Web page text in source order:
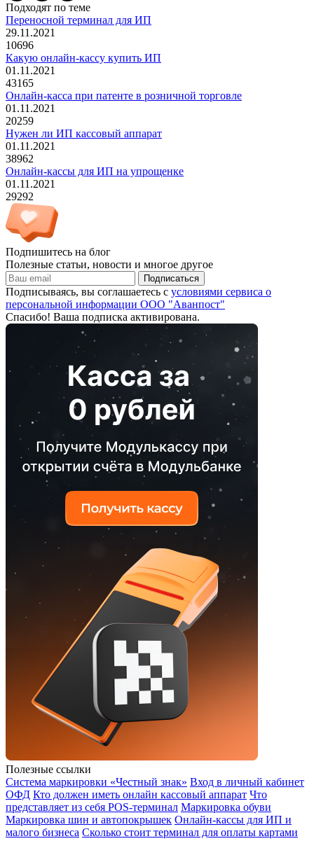
Подходят по теме
Переносной терминал для ИП
29.11.2021
10696
Какую онлайн-кассу купить ИП
01.11.2021
43165
Онлайн-касса при патенте в розничной торговле
01.11.2021
20259
Нужен ли ИП кассовый аппарат
01.11.2021
38962
Онлайн-кассы для ИП на упрощенке
01.11.2021
29292
Подпишитесь на блог
Полезные статьи, новости и многое другое
Подписаться
Подписываясь, вы соглашаетесь с условиями сервиса о
персональной информации ООО "Аванпост"
Спасибо! Ваша подписка активирована.
Полезные ссылки
Система маркировки «Честный знак» Вход в личный кабинет
ОФД Кто должен иметь онлайн кассовый аппарат Что
представляет из себя POS-терминал Маркировка обуви
Маркировка шин и автопокрышек Онлайн-кассы для ИП и
малого бизнеса Сколько стоит терминал для оплаты картами